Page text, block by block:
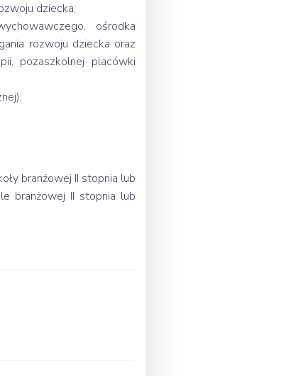
dziecka;
ośrodka
rozwoju dziecka oraz
pozaszkolnej placówki
branżowej II stopnia lub
branżowej II stopnia lub